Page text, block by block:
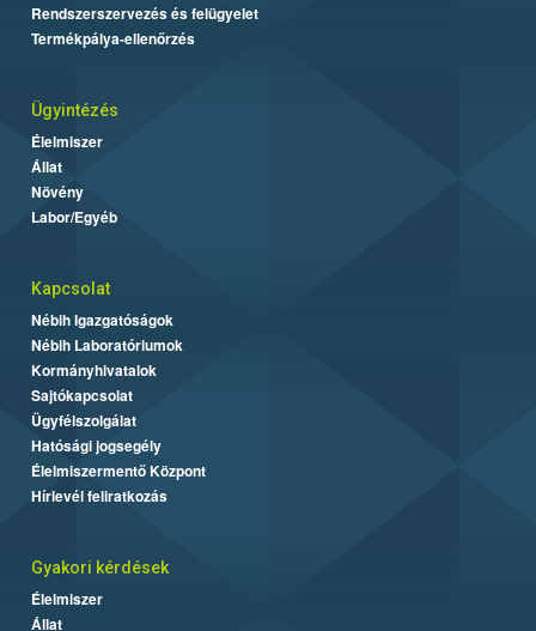
Rendszerszervezés és felügyelet
Termékpálya-ellenőrzés
Ügyintézés
Élelmiszer
Állat
Növény
Labor/Egyéb
Kapcsolat
Nébih Igazgatóságok
Nébih Laboratóriumok
Kormányhivatalok
Sajtókapcsolat
Ügyfélszolgálat
Hatósági jogsegély
Élelmiszermentő Központ
Hírlevél feliratkozás
Gyakori kérdések
Élelmiszer
Állat